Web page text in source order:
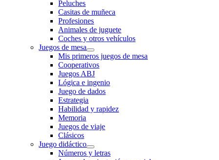
Peluches
Casitas de muñeca
Profesiones
Animales de juguete
Coches y otros vehículos
Juegos de mesa
Mis primeros juegos de mesa
Cooperativos
Juegos ABJ
Lógica e ingenio
Juego de dados
Estrategia
Habilidad y rapidez
Memoria
Juegos de viaje
Clásicos
Juego didáctico
Números y letras